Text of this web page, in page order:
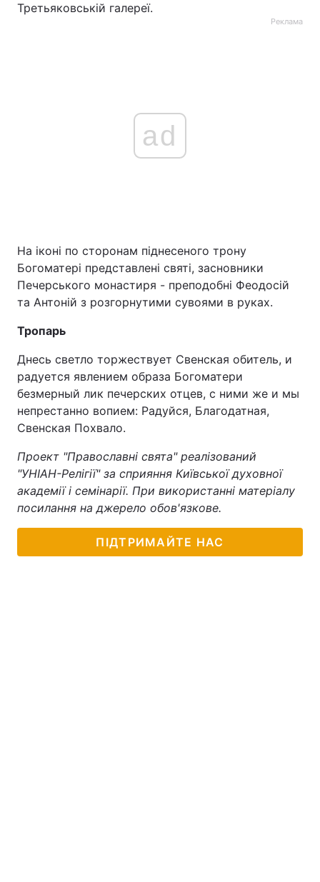
Третьяковській галереї.
Реклама
ad
На іконі по сторонам піднесеного трону
Богоматері представлені святі, засновники
Печерського монастиря - преподобні Феодосій
та Антоній з розгорнутими сувоями в руках.
Тропарь
Днесь светло торжествует Свенская обитель, и
радуется явлением образа Богоматери
безмерный лик печерских отцев, с ними же и мы
непрестанно вопием: Радуйся, Благодатная,
Свенская Похвало.
Проект "Православні свята" реалізований
"УНІАН-Релігії" за сприяння Київської духовної
академії і семінарії. При використанні матеріалу
посилання на джерело обов'язкове.
ПІДТРИМАЙТЕ НАС